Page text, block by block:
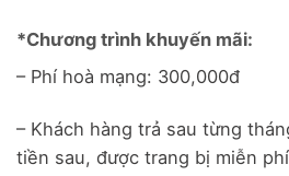
*Chương trình khuyến mãi:
– Phí hoà mạng: 300,000đ
– Khách hàng trả sau từng
tiền sau, được trang bị miễn